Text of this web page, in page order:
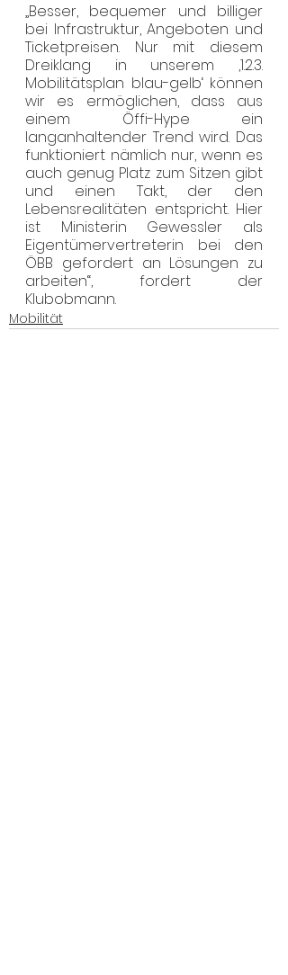
„Besser, bequemer und billiger
bei Infrastruktur, Angeboten und
Ticketpreisen. Nur mit diesem
Dreiklang in unserem ‚1.2.3.
Mobilitätsplan blau-gelb‘ können
wir es ermöglichen, dass aus
einem Öffi-Hype ein
langanhaltender Trend wird. Das
funktioniert nämlich nur, wenn es
auch genug Platz zum Sitzen gibt
und einen Takt, der den
Lebensrealitäten entspricht. Hier
ist Ministerin Gewessler als
Eigentümervertreterin bei den
ÖBB gefordert an Lösungen zu
arbeiten“, fordert der
Klubobmann.
Mobilität